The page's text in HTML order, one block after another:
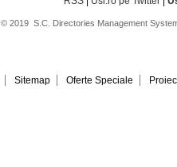
© 2019 S.C. Directories Management
Sitemap Oferte Speciale